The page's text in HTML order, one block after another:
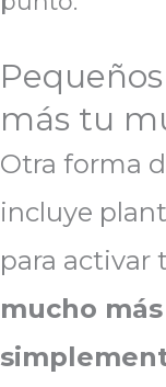
más tu
Otra forma
incluye
para activar
mucho